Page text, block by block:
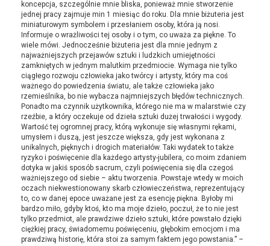
koncepcja, szczególnie mnie bliska, ponieważ mnie stworzenie
jednej pracy zajmuje min 1 miesiąc do roku. Dla mnie biżuteria jest
miniaturowym symbolem i przesłaniem osoby, która ją nosi.
Informuje o wrażliwości tej osoby i o tym, co uważa za piękne. To
wiele mówi. Jednocześnie biżuteria jest dla mnie jednym z
najważniejszych przejawów sztuki i ludzkich umiejętności
zamkniętych w jednym malutkim przedmiocie. Wymaga nie tylko
ciągłego rozwoju człowieka jako twórcy i artysty, który ma coś
ważnego do powiedzenia światu, ale także człowieka jako
rzemieślnika, bo nie wybacza najmniejszych błędów technicznych.
Ponadto ma czynnik użytkownika, którego nie ma w malarstwie czy
rzeźbie, a który oczekuje od dzieła sztuki dużej trwałości i wygody.
Wartość tej ogromnej pracy, którą wykonuje się własnymi rękami,
umysłem i duszą, jest jeszcze większa, gdy jest wykonana z
unikalnych, pięknych i drogich materiałów. Taki wydatek to także
ryzyko i poświęcenie dla każdego artysty-jubilera, co moim zdaniem
dotyka w jakiś sposób sacrum, czyli poświęcenia się dla czegoś
ważniejszego od siebie – aktu tworzenia. Powstaje wtedy w moich
oczach niekwestionowany skarb człowieczeństwa, reprezentujący
to, co w danej epoce uważane jest za esencję piękna. Byłoby mi
bardzo miło, gdyby ktoś, kto ma moje dzieło, poczuł, że to nie jest
tylko przedmiot, ale prawdziwe dzieło sztuki, które powstało dzięki
ciężkiej pracy, świadomemu poświęceniu, głębokim emocjom i ma
prawdziwą historię, która stoi za samym faktem jego powstania.” –